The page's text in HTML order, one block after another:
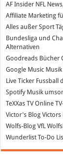
AF Insider NFL
Affiliate Marketing
Alles außer Sport
Bundesliga und
Alternativen
Goodreads Bücher
Google Music
Live Ticker Fussball
SpotifyMusik
TeXXas TVOnline
Victor's Blog Victors
Wolfs-Blog VfL
WunderlistTo-Do